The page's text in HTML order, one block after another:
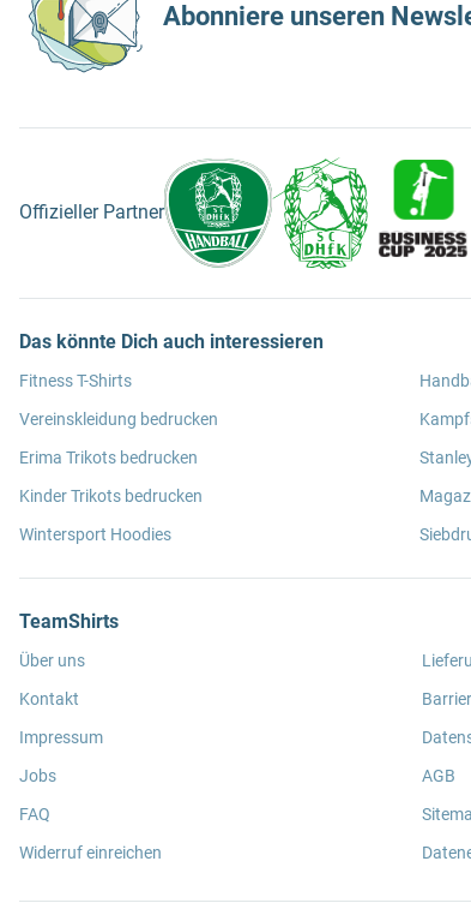
Abonniere unseren
Offizieller Partner
Das könnte Dich auch interessieren
Fitness T-Shirts
Vereinskleidung bedrucken
Erima Trikots bedrucken
Kinder Trikots bedrucken
Wintersport Hoodies
TeamShirts
Über uns
Kontakt
Impressum
Jobs
FAQ
Widerruf einreichen
AGB